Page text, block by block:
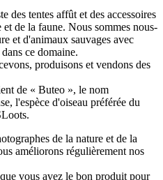
des tentes affût et des accessoires
de la faune. Nous sommes nous-
et d'animaux sauvages avec
ce domaine.
produisons et vendons des
de « Buteo », le nom
l'espèce d'oiseau préférée du
de la nature et de la
améliorons régulièrement nos
vous avez le bon produit pour